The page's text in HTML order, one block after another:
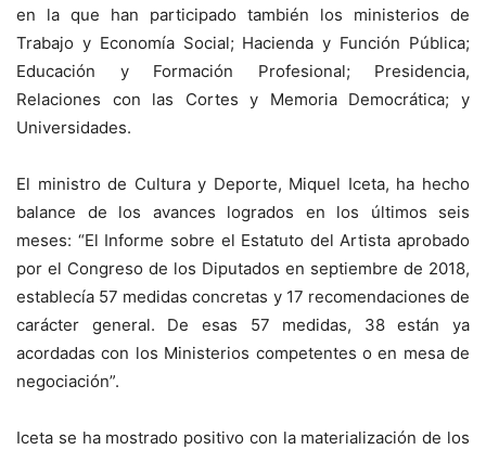
en la que han participado también los ministerios de
Trabajo y Economía Social; Hacienda y Función Pública;
Educación y Formación Profesional; Presidencia,
Relaciones con las Cortes y Memoria Democrática; y
Universidades.
El ministro de Cultura y Deporte, Miquel Iceta, ha hecho
balance de los avances logrados en los últimos seis
meses: “El Informe sobre el Estatuto del Artista aprobado
por el Congreso de los Diputados en septiembre de 2018,
establecía 57 medidas concretas y 17 recomendaciones de
carácter general. De esas 57 medidas, 38 están ya
acordadas con los Ministerios competentes o en mesa de
negociación”.
Iceta se ha mostrado positivo con la materialización de los